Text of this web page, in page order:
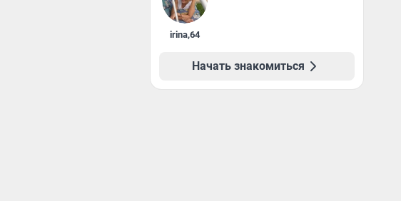
irina,64
Начать знакомиться